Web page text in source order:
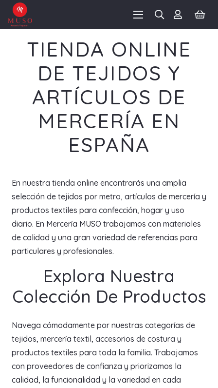
TIENDA ONLINE
DE TEJIDOS Y
ARTÍCULOS DE
MERCERÍA EN
ESPAÑA
En nuestra tienda online encontrarás una amplia
selección de tejidos por metro, artículos de mercería y
productos textiles para confección, hogar y uso
diario. En Mercería MUSO trabajamos con materiales
de calidad y una gran variedad de referencias para
particulares y profesionales.
Explora Nuestra
Colección De Productos
Navega cómodamente por nuestras categorías de
tejidos, mercería textil, accesorios de costura y
productos textiles para toda la familia. Trabajamos
con proveedores de confianza y priorizamos la
calidad, la funcionalidad y la variedad en cada